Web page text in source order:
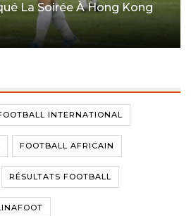
La Soirée À Hong Kong
INTERNATIONAL
FOOTBALL AFRICAIN
RÉSULTATS FOOTBALL